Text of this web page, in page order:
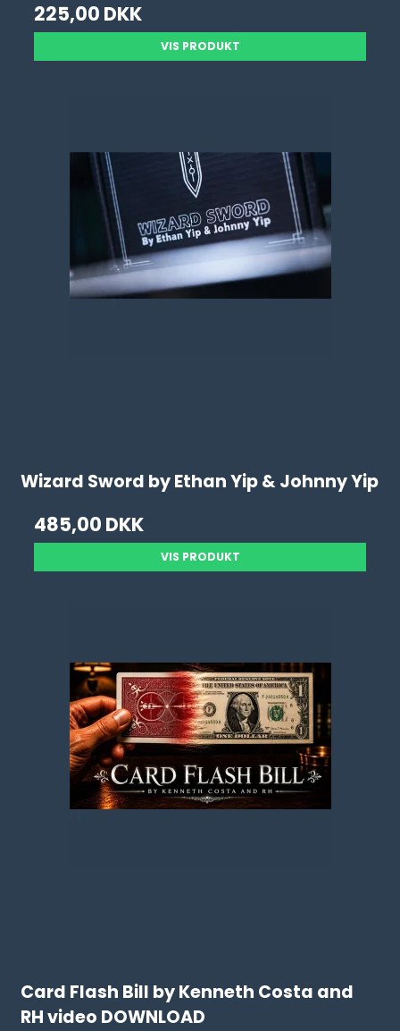
225,00 DKK
VIS PRODUKT
Wizard Sword by Ethan Yip & Johnny Yip
485,00 DKK
VIS PRODUKT
Card Flash Bill by Kenneth Costa and
RH video DOWNLOAD